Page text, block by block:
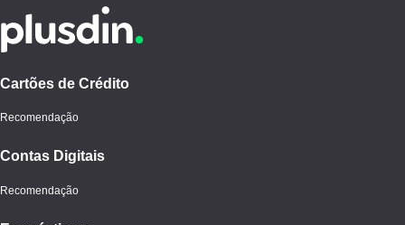
Cartões de Crédito
Recomendação
Contas Digitais
Recomendação